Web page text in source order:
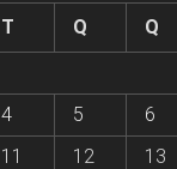
T Q Q
4 5 6
11 12 13